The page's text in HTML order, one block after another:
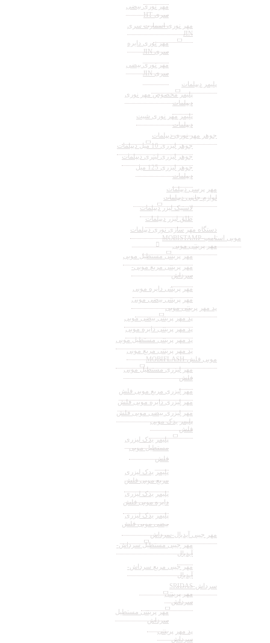
مهر نوری بیضی
سری HT
مهر نوری اسمارت سری
JIN
مهر نوری دایره
سری JIN
مهر نوری بیضی
سری JIN
پلیمر دیپلمات
پلیمر مخصوص مهر نوری
دیپلمات
پلیمر مهر نوری شیت
دیپلمات
جوهر مهر نوری دیپلمات
جوهر لیزری 10 میل دیپلمات
جوهر لیزری لیتری دیپلمات
جوهر لیزری 125 میل
دیپلمات
مهر پرسی دیپلمات
لوازم جانبی دیپلمات
لاستیک لیزر دیپلمات
طلق لیزر دیپلمات
دستگاه مهر سازی نوری دیپلمات
موبی استامپ-MOBISTAMP
مهر پرینتی موبی
مهر پرینتی مستطیل موبی
مهر پرینتی مربع موبی-
سرداش
مهر پرینتی دایره موبی
مهر پرینتی بیضی موبی
پد مهر پرینتی موبی
پد مهر پرینتی بیضی موبی
پد مهر پرینتی دایره موبی
پد مهر پرینتی مستطیل موبی
پد مهر پرینتی مربع موبی
موبی فلش-MOBIFLASH
مهر لیزری مستطیل موبی
فلش
مهر لیزری مربع موبی فلش
مهر لیزری دایره موبی فلش
مهر لیزری بیضی موبی فلش
پلیمر یدک موبی
فلش
پلیمر یدک لیزری
مستطیل موبی
فلش
پلیمر یدک لیزری
مربع موبی فلش
پلیمر یدک لیزری
دایره موبی فلش
پلیمر یدک لیزری
بیضی موبی فلش
مهر جیبی آیدیال-سرداش
مهر جیبی مستطیل سرداش-
آیدیال
مهر جیبی مربع سرداش-
آیدیال
سرداش-SRIDAS
مهر پرینتی
سرداش
مهر پرینتی مستطیل
سرداش
پد مهر پرینتی
سرداش